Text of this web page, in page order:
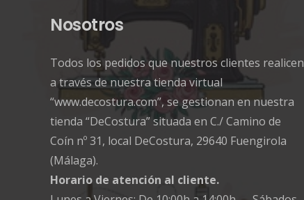
Nosotros
Todos los pedidos que nuestros clientes realicen
a través de nuestra tienda virtual
“www.decostura.com”, se gestionan en nuestra
tienda “DeCostura” situada en C./ Camino de
Coín nº 31, local DeCostura, 29640 Fuengirola
(Málaga).
Horario de atención al cliente.